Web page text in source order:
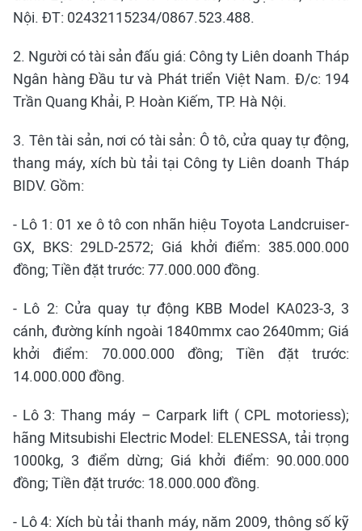
Nội. ĐT: 02432115234/0867.523.488.
2. Người có tài sản đấu giá: Công ty Liên doanh Tháp
Ngân hàng Đầu tư và Phát triển Việt Nam. Đ/c: 194
Trần Quang Khải, P. Hoàn Kiếm, TP. Hà Nội.
3. Tên tài sản, nơi có tài sản: Ô tô, cửa quay tự động,
thang máy, xích bù tải tại Công ty Liên doanh Tháp
BIDV. Gồm:
- Lô 1: 01 xe ô tô con nhãn hiệu Toyota Landcruiser-
GX, BKS: 29LD-2572; Giá khởi điểm: 385.000.000
đồng; Tiền đặt trước: 77.000.000 đồng.
- Lô 2: Cửa quay tự động KBB Model KA023-3, 3
cánh, đường kính ngoài 1840mmx cao 2640mm; Giá
khởi điểm: 70.000.000 đồng; Tiền đặt trước:
14.000.000 đồng.
- Lô 3: Thang máy – Carpark lift ( CPL motoriess);
hãng Mitsubishi Electric Model: ELENESSA, tải trọng
1000kg, 3 điểm dừng; Giá khởi điểm: 90.000.000
đồng; Tiền đặt trước: 18.000.000 đồng.
- Lô 4: Xích bù tải thanh máy, năm 2009, thông số kỹ